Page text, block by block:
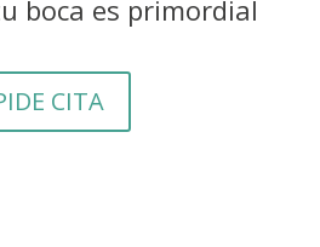
boca es primordial
CITA